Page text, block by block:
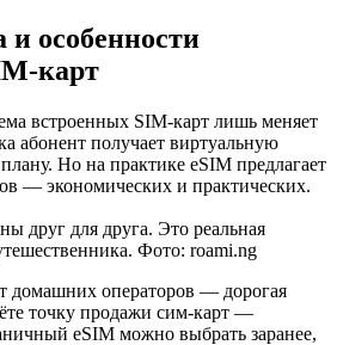
особенности
карт
встроенных SIM-карт лишь меняет
абонент получает виртуальную
Но на практике eSIM предлагает
— экономических и практических.
друг для друга. Это реальная
Фото: roami.ng
домашних операторов — дорогая
точку продажи сим-карт —
eSIM можно выбрать заранее,